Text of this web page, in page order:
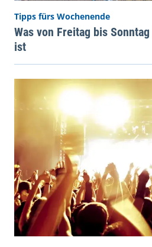
Tipps fürs Wochenende
Was von Freitag bis
ist